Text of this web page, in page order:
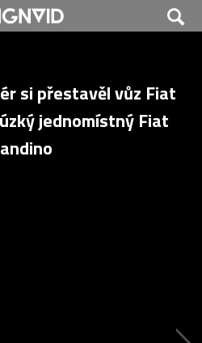
si přestavěl vůz Fiat
jednomístný Fiat